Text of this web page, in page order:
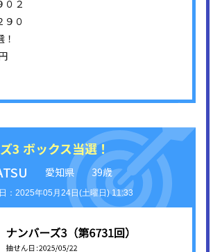
２
０
3 ボックス当選！
愛知県 39歳
2025年05月24日(土曜日) 11:33